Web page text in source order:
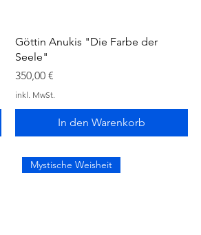
Göttin Anukis "Die Farbe der
Seele"
Preis
350,00 €
inkl. MwSt.
In den Warenkorb
Mystische Weisheit